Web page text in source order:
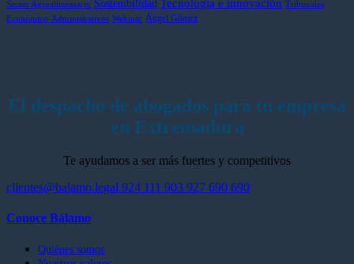
internacional
Best
Sector Agroalimentario Sostenibilidad Tecnología e innovación Tribunales
Económico-Administrativos Webinar Ángel Gómez
El despacho de abogados para tu empresa
en Extremadura
Te ayudamos a ser más fuertes y competitivos
clientes@balamo.legal 924 111 903 927 690 690
Conoce Bálamo
Quiénes somos